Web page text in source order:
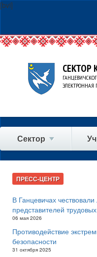
[bvi]
СЕКТОР
ЭЛЕКТРОННАЯ
Сектор
ПРЕСС-ЦЕНТР
В Ганцевичах
представителей
06 мая 2026
Противодействие
безопасности
31 октября 2025